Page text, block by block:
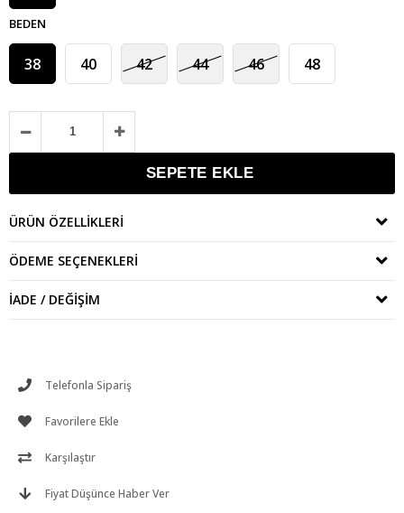
BEDEN
38 40 42 44 46 48
ÜRÜN ÖZELLIKLERI
ÖDEME SEÇENEKLERI
İADE / DEĞIŞIM
Telefonla Sipariş
Favorilere Ekle
Karşılaştır
Fiyat Düşünce Haber Ver